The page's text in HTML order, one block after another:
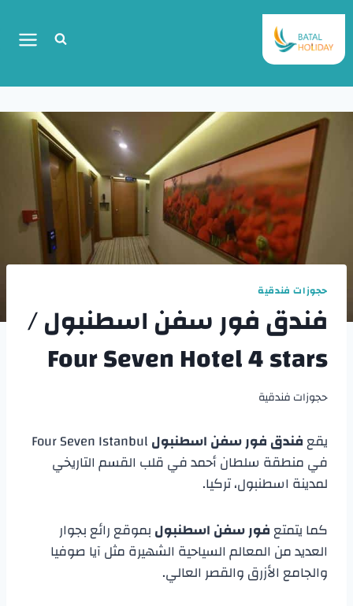
حجوزات فندقية
فندق فور سفن اسطنبول /
Four Seven Hotel 4 stars
حجوزات فندقية
يقعفندق فور سفن اسطنبولFour Seven Istanbul
في منطقة سلطان أحمد في قلب القسم التاريخي
لمدينة اسطنبول، تركيا.
كما يتمتعفور سفن اسطنبولبموقع رائع بجوار
العديد من المعالم السياحية الشهيرة مثل آيا صوفيا
والجامع الأزرق والقصر العالي.